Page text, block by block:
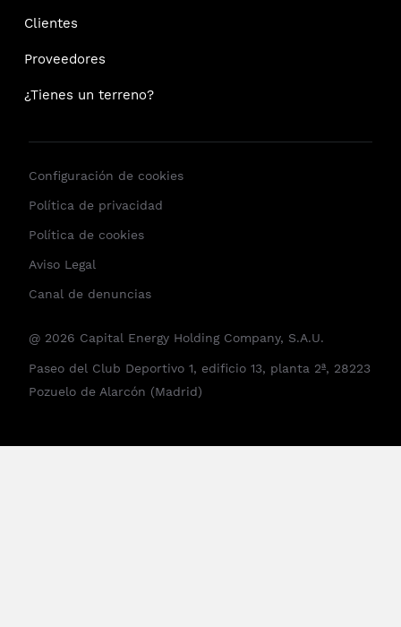
Clientes
Proveedores
¿Tienes un terreno?
Configuración de cookies
Política de privacidad
Política de cookies
Aviso Legal
Canal de denuncias
@ 2026 Capital Energy Holding Company, S.A.U.
Paseo del Club Deportivo 1, edificio 13, planta 2ª, 28223
Pozuelo de Alarcón (Madrid)